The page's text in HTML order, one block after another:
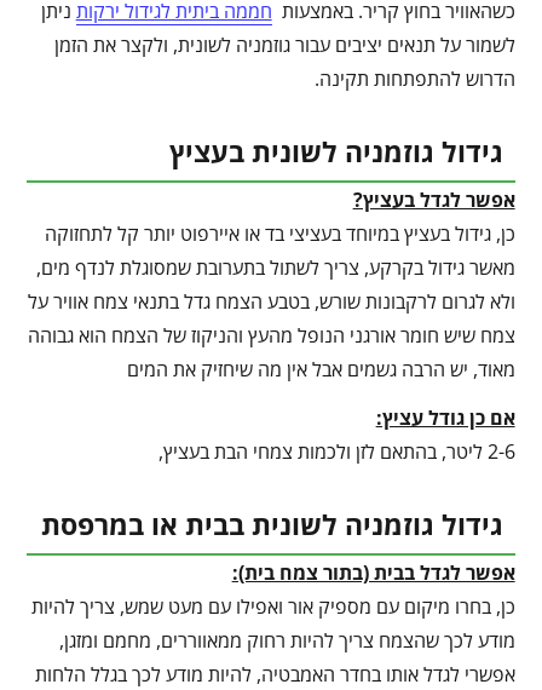
כשהאוויר בחוץ קריר. באמצעות חממה ביתית לגידול ירקות ניתן
לשמור על תנאים יציבים עבור גוזמניה לשונית, ולקצר את הזמן
הדרוש להתפתחות תקינה.
גידול גוזמניה לשונית בעציץ
אפשר לגדל בעציץ?
כן, גידול בעציץ במיוחד בעציצי בד או איירפוט יותר קל לתחזוקה
מאשר גידול בקרקע, צריך לשתול בתערובת שמסוגלת לנדף מים,
ולא לגרום לרקבונות שורש, בטבע הצמח גדל בתנאי צמח אוויר על
צמח שיש חומר אורגני הנופל מהעץ והניקוז של הצמח הוא גבוהה
מאוד, יש הרבה גשמים אבל אין מה שיחזיק את המים
אם כן גודל עציץ:
2-6 ליטר, בהתאם לזן ולכמות צמחי הבת בעציץ,
גידול גוזמניה לשונית בבית או במרפסת
אפשר לגדל בבית (בתור צמח בית):
כן, בחרו מיקום עם מספיק אור ואפילו עם מעט שמש, צריך להיות
מודע לכך שהצמח צריך להיות רחוק ממאווררים, מחמם ומזגן,
אפשרי לגדל אותו בחדר האמבטיה, להיות מודע לכך בגלל הלחות